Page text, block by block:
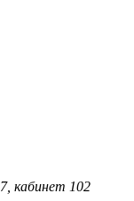
кабинет 102